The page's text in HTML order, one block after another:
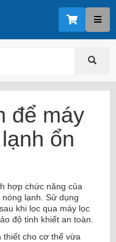
để máy
ổn
hợp chức năng của
lạnh. Sử dụng
khi lọc qua máy lọc
độ tinh khiết an toàn.
thiết cho cơ thể vừa